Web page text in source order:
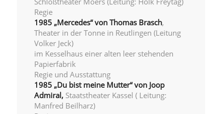
Regie
1985 „Mercedes“ von Thomas Brasch,
Theater in der Tonne in Reutlingen (Leitung
Volker Jeck)
im Kesselhaus einer alten leer stehenden
Papierfabrik
Regie und Ausstattung
1985 „Du bist meine Mutter“ von Joop
Admiral, Staatstheater Kassel ( Leitung:
Manfred Beilharz)